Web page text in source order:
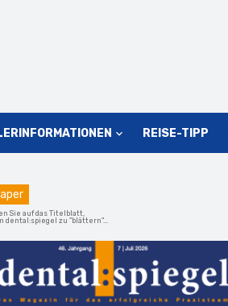
REISE-TIPP
Sie auf das Titelblatt,
dental:spiegel zu "blättern"...